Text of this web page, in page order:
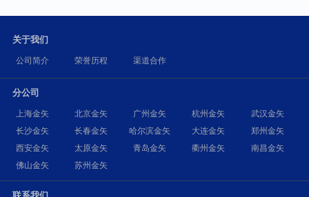
关于我们
公司简介 荣誉历程 渠道合作
分公司
上海金矢 北京金矢 广州金矢 杭州金矢
武汉金矢
长沙金矢
长春金矢 哈尔滨金矢 大连金矢
郑州金矢
西安金矢
太原金矢 青岛金矢 衢州金矢
南昌金矢
佛山金矢
苏州金矢